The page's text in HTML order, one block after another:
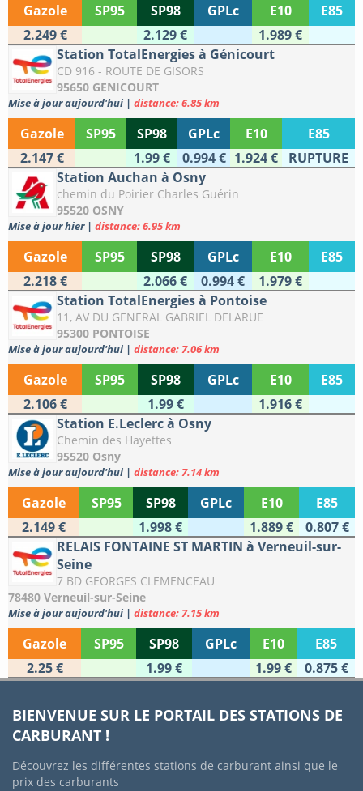
Gazole SP95 SP98 GPLc E10
E85
2.249 €
2.129 €
1.989 €
Station TotalEnergies à Génicourt
CD 916 - ROUTE DE GISORS
95650 GENICOURT
Mise à jour aujourd'hui | distance: 6.85 km
Gazole SP95 SP98 GPLc E10
E85
2.147 €
1.99 € 0.994 € 1.924 €
RUPTURE
Station Auchan à Osny
chemin du Poirier Charles Guérin
95520 OSNY
Mise à jour hier | distance: 6.95 km
Gazole SP95 SP98 GPLc E10
E85
2.218 €
2.066 € 0.994 €
1.979 €
Station TotalEnergies à Pontoise
11, AV DU GENERAL GABRIEL DELARUE
95300 PONTOISE
Mise à jour aujourd'hui | distance: 7.06 km
Gazole SP95 SP98 GPLc E10
E85
2.106 €
1.99 €
1.916 €
Station E.Leclerc à Osny
Chemin des Hayettes
95520 Osny
Mise à jour aujourd'hui | distance: 7.14 km
Gazole SP95 SP98 GPLc E10
E85
2.149 €
1.998 € 1.889 €
0.807 €
RELAIS FONTAINE ST MARTIN à Verneuil-sur-
Seine
7 BD GEORGES CLEMENCEAU
78480 Verneuil-sur-Seine
Mise à jour aujourd'hui | distance: 7.15 km
Gazole SP95 SP98 GPLc E10
E85
2.25 €
1.99 € 1.99 € 0.875 €
BIENVENUE SUR LE PORTAIL DES STATIONS DE
CARBURANT !
Découvrez les différentes stations de carburant ainsi que le
prix des carburants